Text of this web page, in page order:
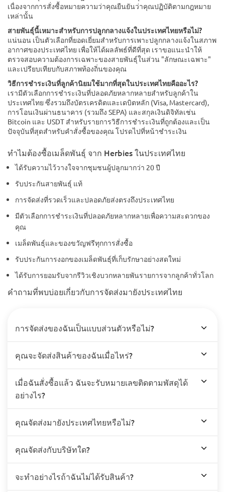
เนื่องจากการสั่งซื้อหมายความว่าคุณยืนยันว่าคุณปฏิบัติตามกฎหมาย
เหล่านั้น
สายพันธุ์นี้เหมาะสำหรับการปลูกกลางแจ้งในประเทศไทยหรือไม่?
แน่นอน เป็นตัวเลือกที่ยอดเยี่ยมสำหรับการเพาะปลูกกลางแจ้งในสภาพ
อากาศของประเทศไทย เพื่อให้ได้ผลลัพธ์ที่ดีที่สุด เราขอแนะนำให้
ตรวจสอบความต้องการเฉพาะของสายพันธุ์ในส่วน "ลักษณะเฉพาะ"
และเปรียบเทียบกับสภาพท้องถิ่นของคุณ
วิธีการชำระเงินที่ลูกค้านิยมใช้มากที่สุดในประเทศไทยคืออะไร?
เรามีตัวเลือกการชำระเงินที่ปลอดภัยหลากหลายสำหรับลูกค้าใน
ประเทศไทย ซึ่งรวมถึงบัตรเครดิตและเดบิตหลัก (Visa, Mastercard),
การโอนเงินผ่านธนาคาร (รวมถึง SEPA) และสกุลเงินดิจิทัลเช่น
Bitcoin และ USDT สำหรับรายการวิธีการชำระเงินที่ถูกต้องและเป็น
ปัจจุบันที่สุดสำหรับคำสั่งซื้อของคุณ โปรดไปที่หน้าชำระเงิน
ทำไมต้องซื้อเมล็ดพันธุ์ จาก Herbies ในประเทศไทย
ได้รับความไว้วางใจจากชุมชนผู้ปลูกมากว่า 20 ปี
รับประกันสายพันธุ์ แท้
การจัดส่งที่รวดเร็วและปลอดภัยส่งตรงถึงประเทศไทย
มีตัวเลือกการชำระเงินที่ปลอดภัยหลากหลายเพื่อความสะดวกของ
คุณ
เมล็ดพันธุ์และของขวัญฟรีทุกการสั่งซื้อ
รับประกันการงอกของเมล็ดพันธุ์ที่เก็บรักษาอย่างสดใหม่
ได้รับการยอมรับจากรีวิวเชิงบวกหลายพันรายการจากลูกค้าทั่วโลก
คำถามที่พบบ่อยเกี่ยวกับการจัดส่งมายังประเทศไทย
การจัดส่งของฉันเป็นแบบส่วนตัวหรือไม่?
คุณจะจัดส่งสินค้าของฉันเมื่อไหร่?
เมื่อฉันสั่งซื้อแล้ว ฉันจะรับหมายเลขติดตามพัสดุได้
อย่างไร?
คุณจัดส่งมายังประเทศไทยหรือไม่?
คุณจัดส่งกับบริษัทใด?
จะทำอย่างไรถ้าฉันไม่ได้รับสินค้า?